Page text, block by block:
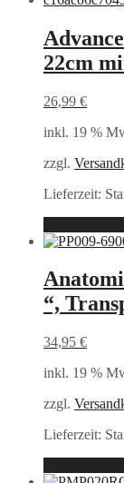
22cm
26,99 €
inkl. 19 %
zzgl.
Lieferzeit:
“,
34,95 €
inkl. 19 %
zzgl.
Lieferzeit: